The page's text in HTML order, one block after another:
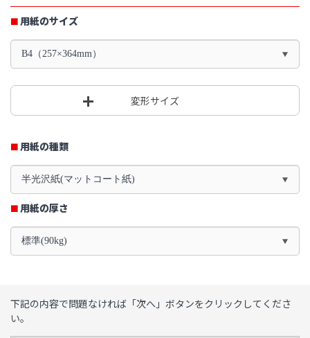
用紙のサイズ
B4（257×364mm）
変形サイズ
用紙の種類
半光沢紙(マットコート紙)
用紙の厚さ
標準(90kg)
下記の内容で問題なければ「次へ」ボタンをクリックしてくださ
い。